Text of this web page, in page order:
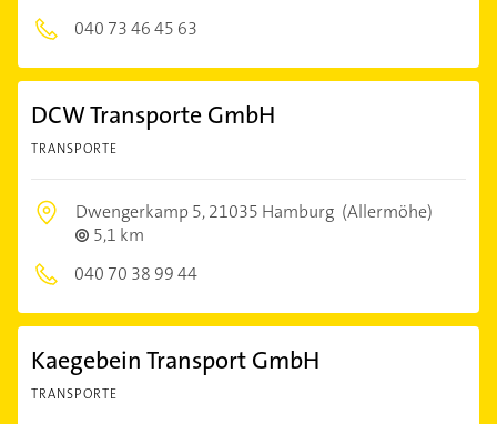
040 73 46 45 63
DCW Transporte GmbH
TRANSPORTE
Dwengerkamp 5,21035 Hamburg (Allermöhe)
5,1 km
040 70 38 99 44
Kaegebein Transport GmbH
TRANSPORTE